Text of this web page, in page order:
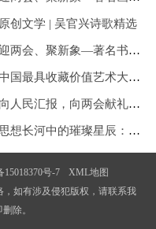
原创文学 | 吴官兴诗歌精选
两会、聚新象—著名书画家李志松作品欣赏
国最具收藏价值艺术大家－陈洪荣专题报道
向人民汇报，向两会献礼—【德艺双馨艺术名家】黄吴怀
思想长河中的璀璨星辰：十位哲学巨匠
15018370号-7
XML地图
如有涉及侵犯版权，请联系我
除。